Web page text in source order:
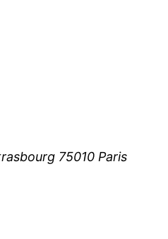
75010 Paris